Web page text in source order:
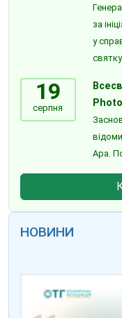
за
у
19
серпня
Ара.
НОВИНИ